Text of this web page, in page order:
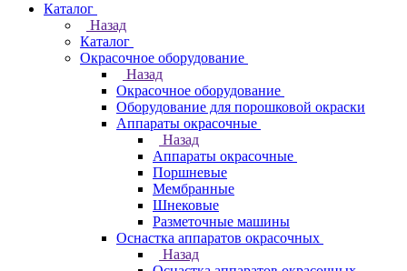
Каталог
Назад
Каталог
Окрасочное оборудование
Назад
Окрасочное оборудование
Оборудование для порошковой окраски
Аппараты окрасочные
Назад
Аппараты окрасочные
Поршневые
Мембранные
Шнековые
Разметочные машины
Оснастка аппаратов окрасочных
Назад